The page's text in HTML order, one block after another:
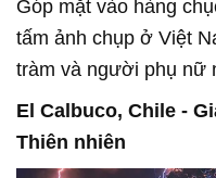
Góp mặt vào hàng
tấm ảnh chụp ở Việt
tràm và người phụ nữ
El Calbuco, Chile -
Thiên nhiên